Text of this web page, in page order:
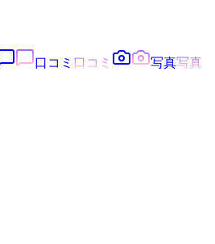
口コミ 口コミ 写真写真